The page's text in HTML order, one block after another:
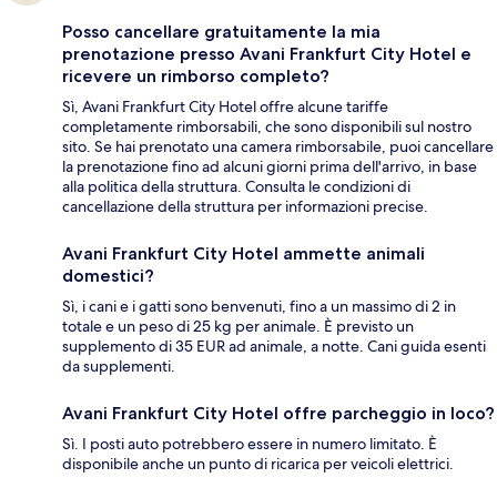
Posso cancellare gratuitamente la mia
prenotazione presso Avani Frankfurt City Hotel e
ricevere un rimborso completo?
Sì, Avani Frankfurt City Hotel offre alcune tariffe
completamente rimborsabili, che sono disponibili sul nostro
sito. Se hai prenotato una camera rimborsabile, puoi cancellare
la prenotazione fino ad alcuni giorni prima dell'arrivo, in base
alla politica della struttura. Consulta le condizioni di
cancellazione della struttura per informazioni precise.
Avani Frankfurt City Hotel ammette animali
domestici?
Sì, i cani e i gatti sono benvenuti, fino a un massimo di 2 in
totale e un peso di 25 kg per animale. È previsto un
supplemento di 35 EUR ad animale, a notte. Cani guida esenti
da supplementi.
Avani Frankfurt City Hotel offre parcheggio in loco?
Sì. I posti auto potrebbero essere in numero limitato. È
disponibile anche un punto di ricarica per veicoli elettrici.